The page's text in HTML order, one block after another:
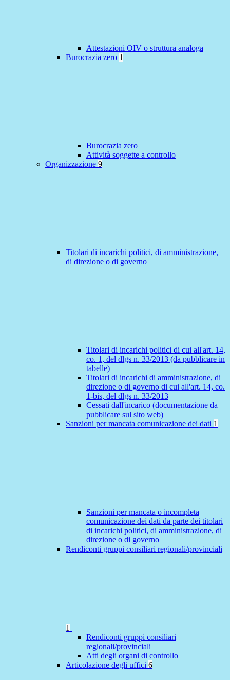
Attestazioni OIV o struttura analoga
Burocrazia zero 1
Burocrazia zero
Attività soggette a controllo
Organizzazione 9
Titolari di incarichi politici, di amministrazione,
di direzione o di governo
Titolari di incarichi politici di cui all'art. 14,
co. 1, del dlgs n. 33/2013 (da pubblicare in
tabelle)
Titolari di incarichi di amministrazione, di
direzione o di governo di cui all'art. 14, co.
1-bis, del dlgs n. 33/2013
Cessati dall'incarico (documentazione da
pubblicare sul sito web)
Sanzioni per mancata comunicazione dei dati 1
Sanzioni per mancata o incompleta
comunicazione dei dati da parte dei titolari
di incarichi politici, di amministrazione, di
direzione o di governo
Rendiconti gruppi consiliari regionali/provinciali
1
Rendiconti gruppi consiliari
regionali/provinciali
Atti degli organi di controllo
Articolazione degli uffici 6